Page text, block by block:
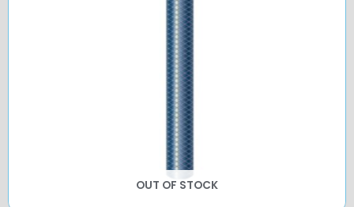
OUT OF STOCK